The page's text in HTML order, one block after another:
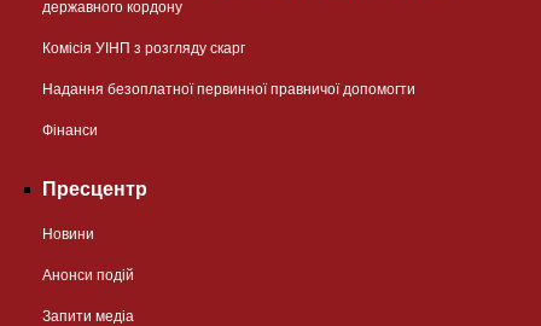
державного кордону
Комісія УІНП з розгляду скарг
Надання безоплатної первинної правничої допомогти
Фінанси
Пресцентр
Новини
Анонси подій
Запити медіа